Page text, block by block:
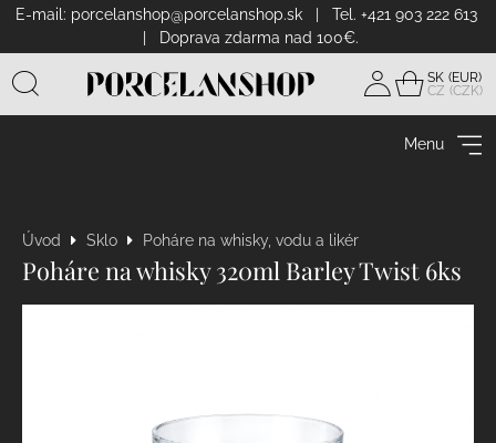
E-mail: porcelanshop@porcelanshop.sk| Tel. +421 903 222 613
| Doprava zdarma nad 100€.
Prihlásiť
SK
CZ
Menu
Úvod Sklo Poháre na whisky, vodu a likér
Poháre na whisky 320ml Barley Twist 6ks